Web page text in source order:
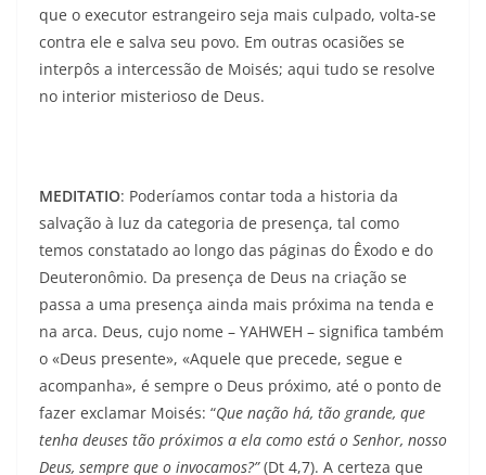
que o executor estrangeiro seja mais culpado, volta-se
contra ele e salva seu povo. Em outras ocasiões se
interpôs a intercessão de Moisés; aqui tudo se resolve
no interior misterioso de Deus.
MEDITATIO: Poderíamos contar toda a historia da
salvação à luz da categoria de presença, tal como
temos constatado ao longo das páginas do Êxodo e do
Deuteronômio. Da presença de Deus na criação se
passa a uma presença ainda mais próxima na tenda e
na arca. Deus, cujo nome – YAHWEH – significa também
o «Deus presente», «Aquele que precede, segue e
acompanha», é sempre o Deus próximo, até o ponto de
fazer excla­mar Moisés: “Que nação há, tão grande, que
tenha deuses tão próximos a ela como está o Senhor, nosso
Deus, sempre que o invocamos?”(Dt 4,7). A certeza que